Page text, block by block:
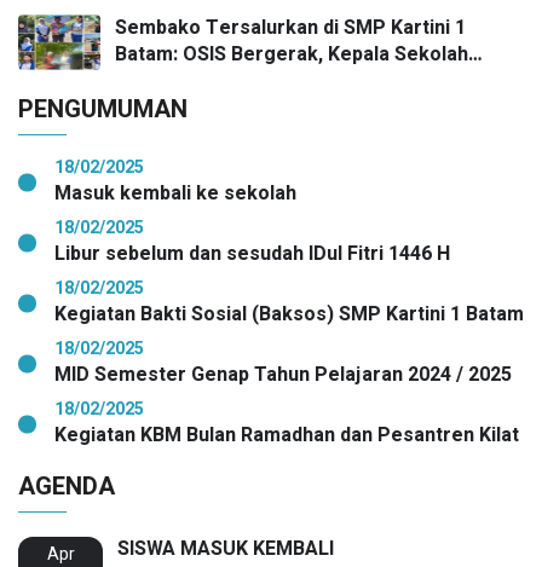
Sembako Tersalurkan di SMP Kartini 1
Batam: OSIS Bergerak, Kepala Sekolah
PENGUMUMAN
18/02/2025
Masuk kembali ke sekolah
18/02/2025
Libur sebelum dan sesudah IDul Fitri 1446 H
18/02/2025
Kegiatan Bakti Sosial (Baksos) SMP Kartini 1 Batam
18/02/2025
MID Semester Genap Tahun Pelajaran 2024 / 2025
18/02/2025
Kegiatan KBM Bulan Ramadhan dan Pesantren Kilat
AGENDA
Apr SISWA MASUK KEMBALI